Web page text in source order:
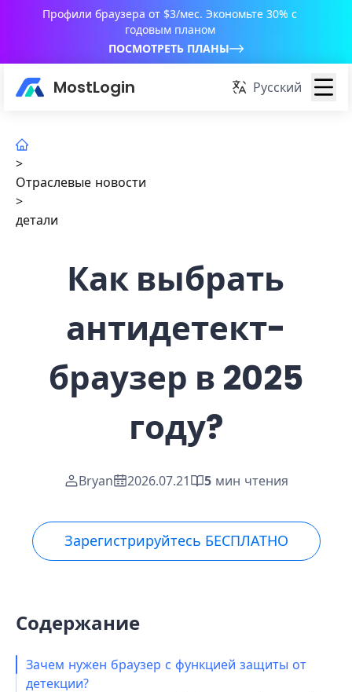
Профили браузера от $3/мес. Экономьте 30% с
годовым планом
ПОСМОТРЕТЬ ПЛАНЫ
MostLogin Русский
>
Отраслевые новости
>
детали
Как выбрать
антидетект-
браузер в 2025
году?
Bryan 2026.07.21 5 мин чтения
Зарегистрируйтесь БЕСПЛАТНО
Содержание
Зачем нужен браузер с функцией защиты от
детекции?